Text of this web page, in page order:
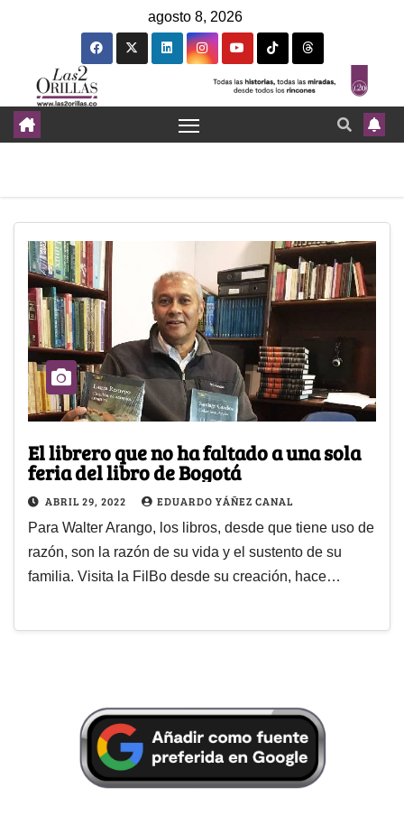
agosto 8, 2026
El librero que no ha faltado a una sola
feria del libro de Bogotá
ABRIL 29, 2022 EDUARDO YÁÑEZ CANAL
Para Walter Arango, los libros, desde que tiene uso de
razón, son la razón de su vida y el sustento de su
familia. Visita la FilBo desde su creación, hace…